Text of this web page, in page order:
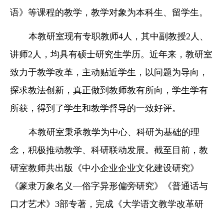
语》等课程的教学，教学对象为本科生、留学生。
本教研室现有专职教师4 人，其中副教授2 人、
讲师2 人，均具有硕士研究生学历。近年来，教研室
致力于教学改革，主动贴近学生，以问题为导向，
探求教法创新，真正做到教师教有所向，学生学有
所获，得到了学生和教学督导的一致好评。
本教研室秉承教学为中心、科研为基础的理
念，积极推动教学、科研联动发展。截至目前，教
研室教师共出版《中小企业企业文化建设研究》
《篆隶万象名义—俗字异形偏旁研究》《普通话与
口才艺术》 3部专著，完成《大学语文教学改革研